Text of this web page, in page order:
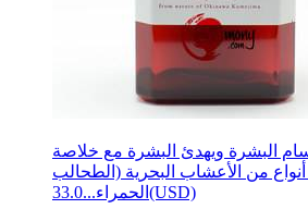
البشرة ويهدئ البشرة مع خلاصة
أنواع من الأعشاب البحرية (الطحالب
الحمراء... 33.0(USD)